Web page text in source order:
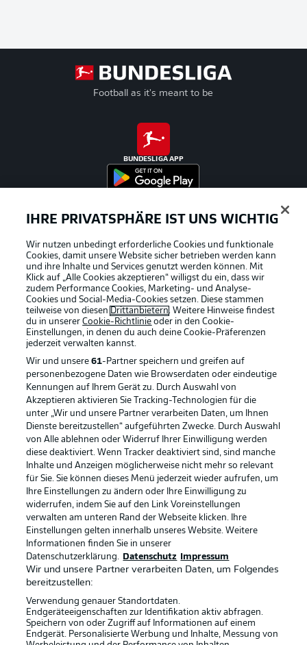
Football as it's meant to be
BUNDESLIGA APP
Rechtliche Hinweise Voreinstellungen verwalten
Datenschutz Nutzungsbedingungen
Broadcaster Kontakt
Jobs
Partner Spieler
IHRE PRIVATSPHÄRE IST UNS WICHTIG
Wir nutzen unbedingt erforderliche Cookies und funktionale
Cookies, damit unsere Website sicher betrieben werden kann
und ihre Inhalte und Services genutzt werden können. Mit
Klick auf „Alle Cookies akzeptieren“ willigst du ein, dass wir
zudem Performance Cookies, Marketing- und Analyse-
Cookies und Social-Media-Cookies setzen. Diese stammen
teilweise von diesen Drittanbietern. Weitere Hinweise findest
du in unsererCookie-Richtlinie oder in den Cookie-
Einstellungen, in denen du auch deine Cookie-Präferenzen
jederzeit verwalten kannst.
Wir und unsere61-Partner speichern und greifen auf
personenbezogene Daten wie Browserdaten oder eindeutige
Kennungen auf Ihrem Gerät zu. Durch Auswahl von
Akzeptieren aktivieren Sie Tracking-Technologien für die
unter „Wir und unsere Partner verarbeiten Daten, um Ihnen
Dienste bereitzustellen“ aufgeführten Zwecke. Durch Auswahl
von Alle ablehnen oder Widerruf Ihrer Einwilligung werden
diese deaktiviert. Wenn Tracker deaktiviert sind, sind manche
Inhalte und Anzeigen möglicherweise nicht mehr so relevant
für Sie. Sie können dieses Menü jederzeit wieder aufrufen, um
Ihre Einstellungen zu ändern oder Ihre Einwilligung zu
widerrufen, indem Sie auf den Link Voreinstellungen
verwalten am unteren Rand der Webseite klicken. Ihre
Einstellungen gelten innerhalb unseres Website. Weitere
Informationen finden Sie in unserer
Datenschutzerklärung.
Datenschutz Impressum
Wir und unsere Partner verarbeiten Daten, um Folgendes
bereitzustellen:
Verwendung genauer Standortdaten.
Endgeräteeigenschaften zur Identifikation aktiv abfragen.
Speichern von oder Zugriff auf Informationen auf einem
Endgerät. Personalisierte Werbung und Inhalte, Messung von